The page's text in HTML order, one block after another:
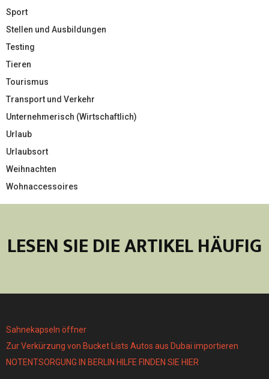
Sport
Stellen und Ausbildungen
Testing
Tieren
Tourismus
Transport und Verkehr
Unternehmerisch (Wirtschaftlich)
Urlaub
Urlaubsort
Weihnachten
Wohnaccessoires
LESEN SIE DIE ARTIKEL HÄUFIG
Sahnekapseln öffner
Zur Verkürzung von Bucket Lists Autos aus Dubai importieren
NOTENTSORGUNG IN BERLIN HILFE FINDEN SIE HIER